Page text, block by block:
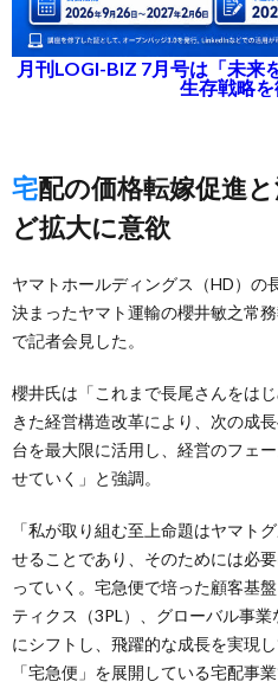
月刊LOGI-BIZ 7月号は「未来
生存戦略
宅配の価格転嫁促進と法人向けサービスな
ど拡大に意欲
ヤマトホールディングス（HD）の
決まったヤマト運輸の櫻井敏之常
で記者会見した。
櫻井氏は「これまで長尾さんをは
きた経営構造改革により、次の成
台を最大限に活用し、経営のフェ
せていく」と強調。
「私が取り組む至上命題はヤマト
せることであり、そのためには必
っていく。宅急便で培った顧客基
ティクス（3PL）、グローバル事
にシフトし、飛躍的な成長を実現
「宅急便」を展開している宅配事